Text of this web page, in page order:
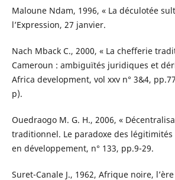
Maloune Ndam, 1996, « La déculotée
l’Expression, 27 janvier.
Nach Mback C., 2000, « La chefferie
Cameroun : ambiguïtés juridiques et
Africa development, vol xxv n° 3&4,
p).
Ouedraogo M. G. H., 2006, «
traditionnel. Le paradoxe des légitimités
en développement, n° 133, pp.9-29.
Suret-Canale J., 1962, Afrique noire,